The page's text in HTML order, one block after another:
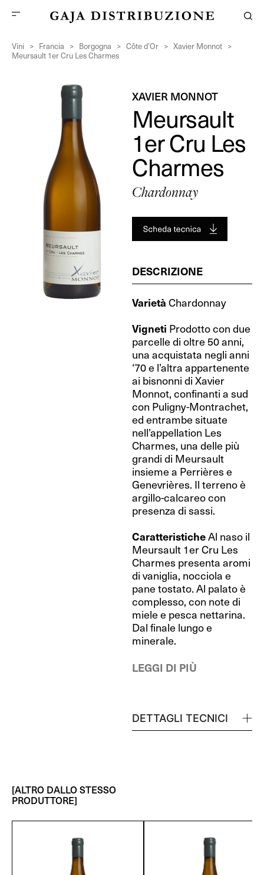
Vini > Francia > Borgogna > Côte d’Or > Xavier Monnot >
Meursault 1er Cru Les Charmes
XAVIER MONNOT
Meursault
1er Cru Les
Charmes
Chardonnay
DESCRIZIONE
Varietà Chardonnay
Vigneti Prodotto con due
parcelle di oltre 50 anni,
una acquistata negli anni
‘70 e l’altra appartenente
ai bisnonni di Xavier
Monnot, confinanti a sud
con Puligny-Montrachet,
ed entrambe situate
nell’appellation Les
Charmes, una delle più
grandi di Meursault
insieme a Perrières e
Genevrières. Il terreno è
argillo-calcareo con
presenza di sassi.
CaratteristicheAl naso il
Meursault 1er Cru Les
Charmes presenta aromi
di vaniglia, nocciola e
pane tostato. Al palato è
complesso, con note di
miele e pesca nettarina.
Dal finale lungo e
minerale.
LEGGI DI PIÙ
DETTAGLI TECNICI
[ALTRO DALLO STESSO
PRODUTTORE]